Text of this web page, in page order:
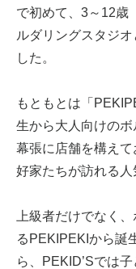
で初めて、3～12歳
ルダリングスタジ
した。
もともとは「
生から大人向けの
幕張に店舗を構え
好家たちが訪れる人
上級者だけでなく
るPEKIPEKIから誕
ら、PEKID’Sでは